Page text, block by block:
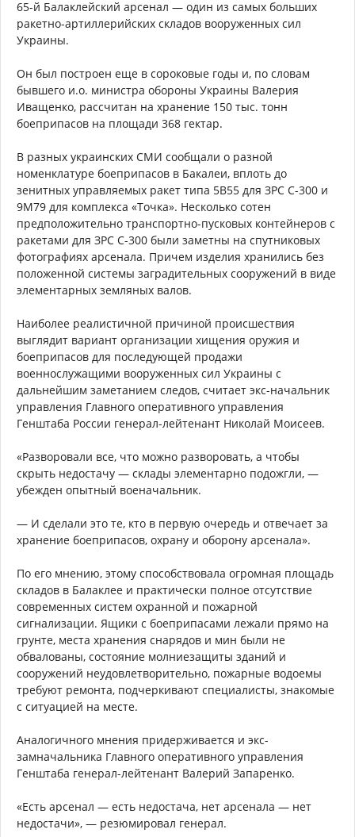
65-й Балаклейский арсенал — один из самых больших
ракетно-артиллерийских складов вооруженных сил
Украины.
Он был построен еще в сороковые годы и, по словам
бывшего и.о. министра обороны Украины Валерия
Иващенко, рассчитан на хранение 150 тыс. тонн
боеприпасов на площади 368 гектар.
В разных украинских СМИ сообщали о разной
номенклатуре боеприпасов в Бакалеи, вплоть до
зенитных управляемых ракет типа 5В55 для ЗРС С-300 и
9М79 для комплекса «Точка». Несколько сотен
предположительно транспортно-пусковых контейнеров с
ракетами для ЗРС С-300 были заметны на спутниковых
фотографиях арсенала. Причем изделия хранились без
положенной системы заградительных сооружений в виде
элементарных земляных валов.
Наиболее реалистичной причиной происшествия
выглядит вариант организации хищения оружия и
боеприпасов для последующей продажи
военнослужащими вооруженных сил Украины с
дальнейшим заметанием следов, считает экс-начальник
управления Главного оперативного управления
Генштаба России генерал-лейтенант Николай Моисеев.
«Разворовали все, что можно разворовать, а чтобы
скрыть недостачу — склады элементарно подожгли, —
убежден опытный военачальник.
— И сделали это те, кто в первую очередь и отвечает за
хранение боеприпасов, охрану и оборону арсенала».
По его мнению, этому способствовала огромная площадь
складов в Балаклее и практически полное отсутствие
современных систем охранной и пожарной
сигнализации. Ящики с боеприпасами лежали прямо на
грунте, места хранения снарядов и мин были не
обвалованы, состояние молниезащиты зданий и
сооружений неудовлетворительно, пожарные водоемы
требуют ремонта, подчеркивают специалисты, знакомые
с ситуацией на месте.
Аналогичного мнения придерживается и экс-
замначальника Главного оперативного управления
Генштаба генерал-лейтенант Валерий Запаренко.
«Есть арсенал — есть недостача, нет арсенала — нет
недостачи», — резюмировал генерал.